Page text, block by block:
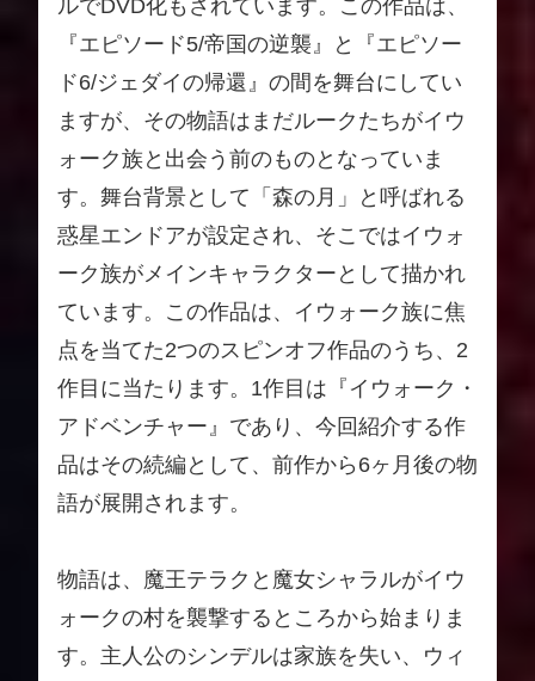
ルでDVD化もされています。この作品は、
『エピソード5/帝国の逆襲』と『エピソー
ド6/ジェダイの帰還』の間を舞台にしてい
ますが、その物語はまだルークたちがイウ
ォーク族と出会う前のものとなっていま
す。舞台背景として「森の月」と呼ばれる
惑星エンドアが設定され、そこではイウォ
ーク族がメインキャラクターとして描かれ
ています。この作品は、イウォーク族に焦
点を当てた2つのスピンオフ作品のうち、2
作目に当たります。1作目は『イウォーク・
アドベンチャー』であり、今回紹介する作
品はその続編として、前作から6ヶ月後の物
語が展開されます。
物語は、魔王テラクと魔女シャラルがイウ
ォークの村を襲撃するところから始まりま
す。主人公のシンデルは家族を失い、ウィ